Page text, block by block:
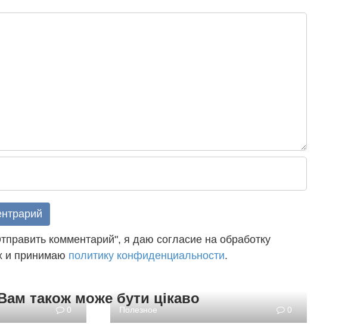
комментарий", я даю согласие на обработку
и принимаю политику конфиденциальности.
також може бути цікаво
0 Полезное 0